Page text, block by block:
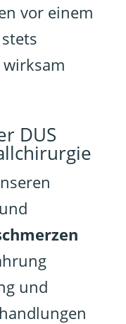
vor einem
DUS
und